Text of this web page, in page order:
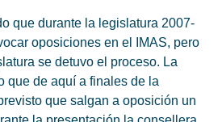
que durante la legislatura 2007-
oposiciones en el IMAS, pero
se detuvo el proceso. La
que de aquí a finales de la
que salgan a oposición un